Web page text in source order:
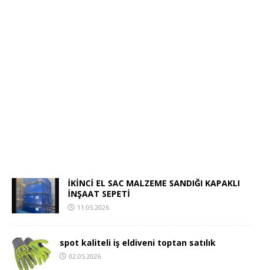
İKİNCİ EL SAC MALZEME SANDIĞI KAPAKLI
İNŞAAT SEPETİ
11.05.2026
spot kaliteli iş eldiveni toptan satılık
02.05.2026